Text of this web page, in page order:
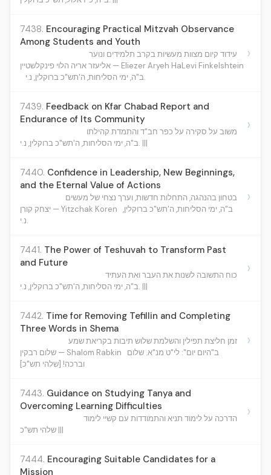
7438. Encouraging Practical Mitzvah Observance
Among Students and Youth
עידוד קיום מצוות מעשיות בקרב תלמידים ונוער
אליעזר אריה הלוי פינקלשטיין — Eliezer Aryeh HaLevi Finkelshtein
ב"ה, ימי הסליחות, ה'תש"כ ברוקלין, נ.י.
›
7439. Feedback on Kfar Chabad Report and
Endurance of Its Community
משוב על סקירה על כפר חב"ד והתמדת קהילתו
ב"ה, ימי הסליחות, ה'תש"כ ברוקלין, נ.י. |||
›
7440. Confidence in Leadership, New Beginnings,
and the Eternal Value of Actions
בטחון בהנהגה, התחלות חדשות, וערך נצחי של מעשים
יצחק קורן — Yitzchak Koren ב"ה, ימי הסליחות, ה'תש"כ ברוקלין,
נ.י.
›
7441. The Power of Teshuvah to Transform Past
and Future
כוח התשובה לשנות את העבר ואת העתיד
ב"ה, ימי הסליחות, ה'תש"כ ברוקלין, נ.י. |||
›
7442. Time for Removing Tefillin and Completing
Three Words in Shema
זמן חליצת תפילין והשלמת שלוש תיבות בקריאת שמע
שלום רבקין — Shalom Rabkin
ב"היום יום": לי"ט מנ"א. שלום
וברכה! [שלהי תש"כ]
›
7443. Guidance on Studying Tanya and
Overcoming Learning Difficulties
הדרכה על לימוד תניא והתמודדות עם קשיי לימוד
שלהי תש"כ |||
›
7444. Encouraging Suitable Candidates for a
Mission